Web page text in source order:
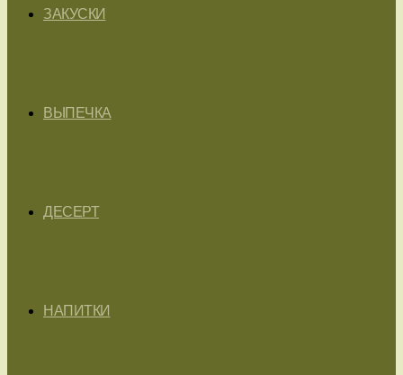
ЗАКУСКИ
ВЫПЕЧКА
ДЕСЕРТ
НАПИТКИ